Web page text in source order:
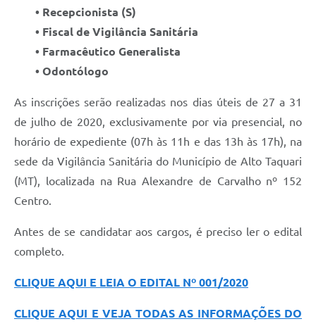
• Recepcionista (S)
• Fiscal de Vigilância Sanitária
• Farmacêutico Generalista
• Odontólogo
As inscrições serão realizadas nos dias úteis de 27 a 31
de julho de 2020, exclusivamente por via presencial, no
horário de expediente (07h às 11h e das 13h às 17h), na
sede da Vigilância Sanitária do Município de Alto Taquari
(MT), localizada na Rua Alexandre de Carvalho nº 152
Centro.
Antes de se candidatar aos cargos, é preciso ler o edital
completo.
CLIQUE AQUI E LEIA O EDITAL Nº 001/2020
CLIQUE AQUI E VEJA TODAS AS INFORMAÇÕES DO